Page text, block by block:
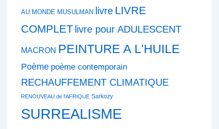
AU MONDE MUSULMAN livre LIVRE
COMPLET livre pour ADULESCENT
MACRON PEINTURE A L'HUILE
Poème poème contemporain
RECHAUFFEMENT CLIMATIQUE
RENOUVEAU de l'AFRIQUE Sarkozy
SURREALISME